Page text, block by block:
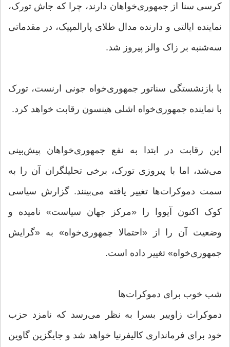
کرسی سنا از جمهوری‌خواهان دارند، چرا که جاش تورک،
نماینده ایالتی و دارنده مدال طلای پارالمپیک، در مقدماتی
سه‌شنبه بر زاک والز پیروز شد.
با بازنشستگی سناتور جمهوری‌خواه جونی ارنست، تورک
با نماینده جمهوری‌خواه اشلی هینسون رقابت خواهد کرد.
این رقابت در ابتدا به نفع جمهوری‌خواهان پیش‌بینی
می‌شد، اما با پیروزی تورک، برخی تحلیلگران آن را به
سمت دموکرات‌ها تغییر یافته می‌بینند. گزارش سیاسی
کوک اکنون آیووا را «مرکز جهان سیاست» نامیده و
وضعیت آن را از «احتمالا جمهوری‌خواه» به «گرایش
جمهوری‌خواه» تغییر داده است.
شب خوب برای دموکرات‌ها
دموکرات زاوییر بسرا به نظر می‌رسد که نامزد حزب
خود برای فرمانداری کالیفرنیا خواهد شد و جایگزین گاوین